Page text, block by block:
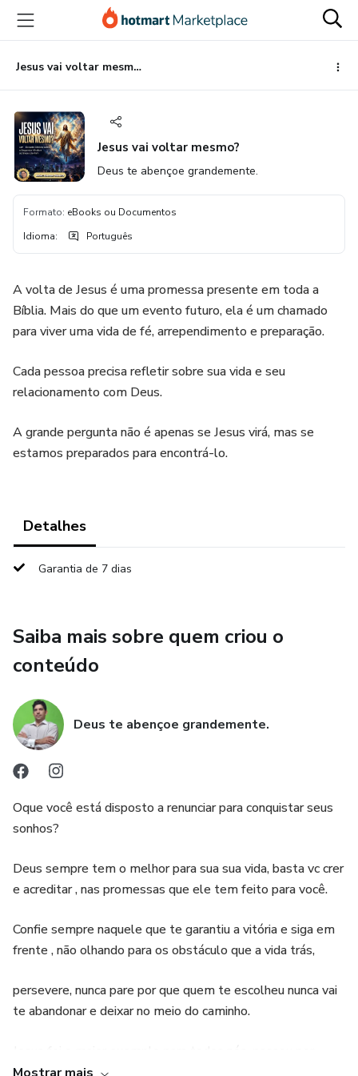
para
conteúdo
principal
para
pagamento
para
rodapé
Jesus vai voltar mesmo?
Jesus vai voltar mesmo?
Deus te abençoe grandemente.
Formato: eBooks ou Documentos
Idioma: Português
A volta de Jesus é uma promessa presente em toda a
Bíblia. Mais do que um evento futuro, ela é um chamado
para viver uma vida de fé, arrependimento e preparação.
Cada pessoa precisa refletir sobre sua vida e seu
relacionamento com Deus.
A grande pergunta não é apenas se Jesus virá, mas se
estamos preparados para encontrá-lo.
Detalhes
Garantia de 7 dias
Saiba mais sobre quem criou o
conteúdo
Deus te abençoe grandemente.
Oque você está disposto a renunciar para conquistar seus
sonhos?
Deus sempre tem o melhor para sua sua vida, basta vc crer
e acreditar , nas promessas que ele tem feito para você.
Confie sempre naquele que te garantiu a vitória e siga em
frente , não olhando para os obstáculo que a vida trás,
persevere, nunca pare por que quem te escolheu nunca vai
te abandonar e deixar no meio do caminho.
humilhação, sofrimento , abandono ,traição e pela morte,